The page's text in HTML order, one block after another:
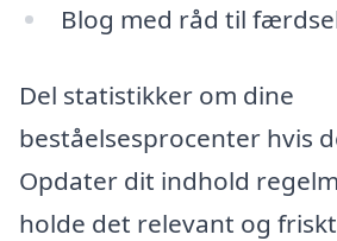
Blog med råd til
Del statistikker om dine
beståelsesprocenter hvis
Opdater dit indhold
holde det relevant og